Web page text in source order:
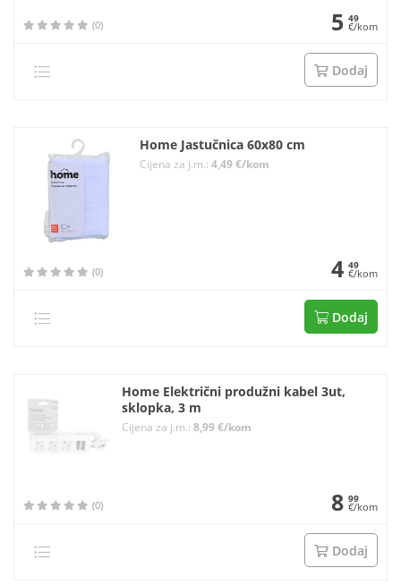
(0) 5 49
€/kom
Dodaj
Home Jastučnica 60x80 cm
Cijena za j.m.: 4,49 €/kom
(0) 4 49
€/kom
Dodaj
Home Električni produžni kabel 3ut,
sklopka, 3 m
Cijena za j.m.:8,99 €/kom
(0) 8 99
€/kom
Dodaj